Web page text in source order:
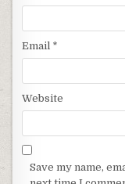
Email *
Website
Save my name,